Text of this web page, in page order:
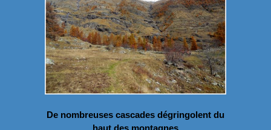
De nombreuses cascades dégringolent du
haut des montagnes